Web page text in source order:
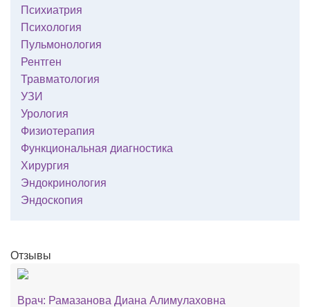
Психиатрия
Психология
Пульмонология
Рентген
Травматология
УЗИ
Урология
Физиотерапия
Функциональная диагностика
Хирургия
Эндокринология
Эндоскопия
Отзывы
Врач: Рамазанова Диана Алимулаховна